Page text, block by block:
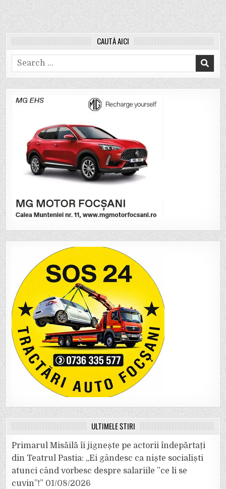
CAUTĂ AICI
Search
for:
ULTIMELE ȘTIRI
Primarul Misăilă îi jignește pe actorii îndepărtați
din Teatrul Pastia: „Ei gândesc ca niște socialiști
atunci când vorbesc despre salariile ”ce li se
cuvin”!” 01/08/2026